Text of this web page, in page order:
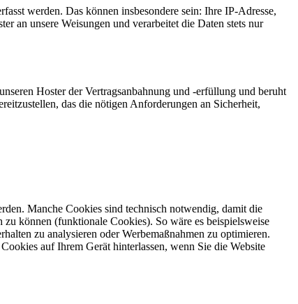
werden. Das können insbesondere sein: Ihre IP-Adresse,
an unsere Weisungen und verarbeitet die Daten stets nur
Hoster der Vertragsanbahnung und -erfüllung und beruht
das die nötigen Anforderungen an Sicherheit,
Manche Cookies sind technisch notwendig, damit die
können (funktionale Cookies). So wäre es beispielsweise
zu analysieren oder Werbemaßnahmen zu optimieren.
auf Ihrem Gerät hinterlassen, wenn Sie die Website